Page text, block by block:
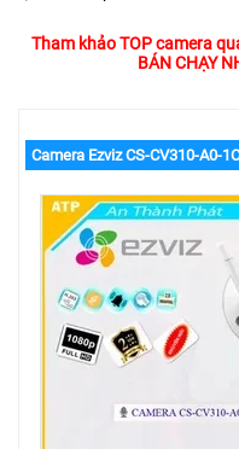
Tham khảo TOP camera
BÁN CHẠY
Camera Ezviz CS-CV310-A0-